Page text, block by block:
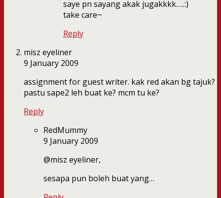
saye pn sayang akak jugakkkk…..:)
take care~
Reply
misz eyeliner
9 January 2009
assignment for guest writer. kak red akan bg tajuk?
pastu sape2 leh buat ke? mcm tu ke?
Reply
RedMummy
9 January 2009
@misz eyeliner,
sesapa pun boleh buat yang…